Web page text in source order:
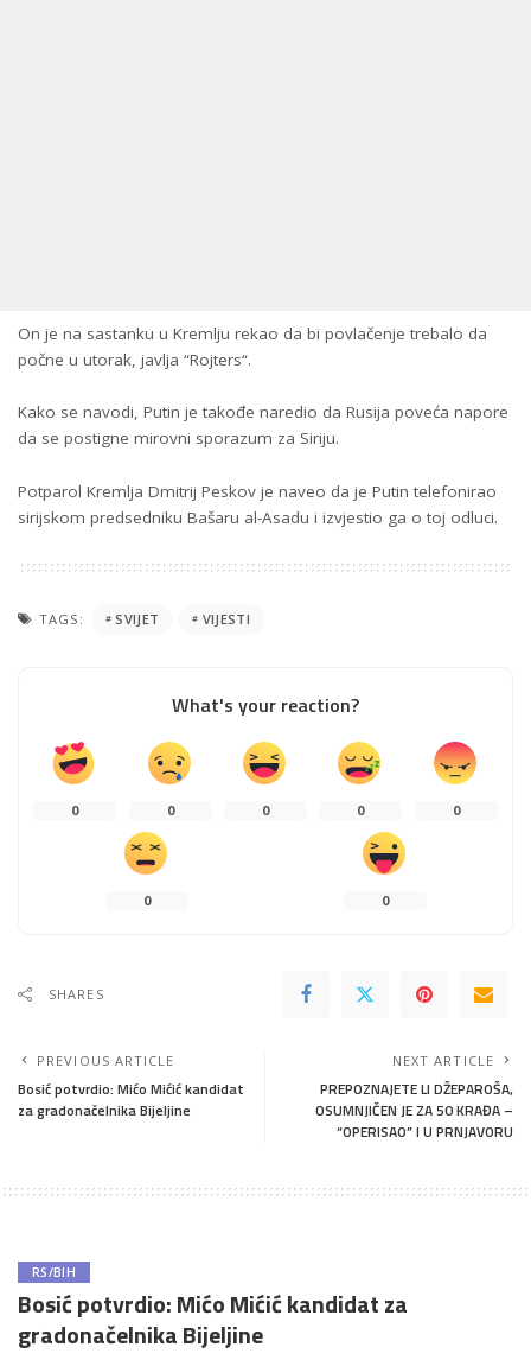
On je na sastanku u Kremlju rekao da bi povlačenje trebalo da
počne u utorak, javlja “Rojters“.
Kako se navodi, Putin je takođe naredio da Rusija poveća napore
da se postigne mirovni sporazum za Siriju.
Potparol Kremlja Dmitrij Peskov je naveo da je Putin telefonirao
sirijskom predsedniku Bašaru al-Asadu i izvjestio ga o toj odluci.
TAGS: SVIJET VIJESTI
What's your reaction?
0 0 0 0 0
0 0
SHARES
PREVIOUS ARTICLE
Bosić potvrdio: Mićo Mićić kandidat
za gradonačelnika Bijeljine
NEXT ARTICLE
PREPOZNAJETE LI DŽEPAROŠA,
OSUMNJIČEN JE ZA 50 KRAĐA –
“OPERISAO” I U PRNJAVORU
RS/BIH
Bosić potvrdio: Mićo Mićić kandidat za
gradonačelnika Bijeljine